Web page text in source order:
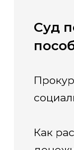
Суд
Как